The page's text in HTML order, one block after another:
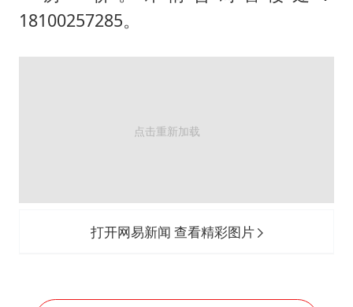
夯实基础开新局
18100257285。
打开网易新闻 查看精彩图片